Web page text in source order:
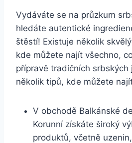
Vydáváte se na průzkum
hledáte autentické
štěstí! Existuje několik
kde můžete najít všechno,
přípravě tradičních srbských
několik tipů, kde můžete
V obchodě Balkánské
Korunní získáte široký
produktů, včetně